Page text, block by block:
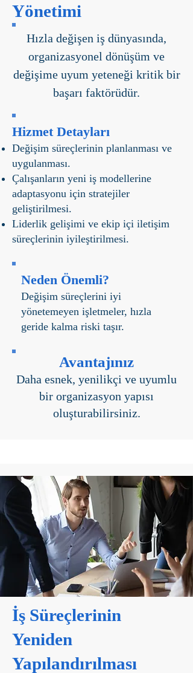
Yönetimi
Hızla değişen iş dünyasında,
organizasyonel dönüşüm ve
değişime uyum yeteneği kritik bir
başarı faktörüdür.
Hizmet Detayları
Değişim süreçlerinin planlanması ve
uygulanması.
Çalışanların yeni iş modellerine
adaptasyonu için stratejiler
geliştirilmesi.
Liderlik gelişimi ve ekip içi iletişim
süreçlerinin iyileştirilmesi.
Neden Önemli?
Değişim süreçlerini iyi
yönetemeyen işletmeler, hızla
geride kalma riski taşır.
Avantajınız
Daha esnek, yenilikçi ve uyumlu
bir organizasyon yapısı
oluşturabilirsiniz.
İş Süreçlerinin
Yeniden
Yapılandırılması